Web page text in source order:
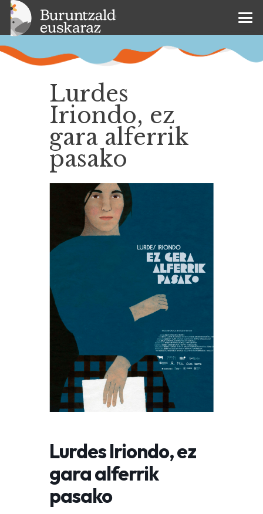
Lurdes
Iriondo, ez
gara alferrik
pasako
Lurdes Iriondo, ez
gara alferrik
pasako